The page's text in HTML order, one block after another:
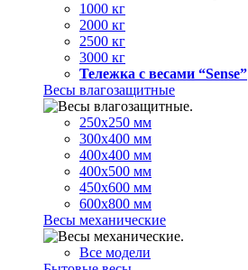
1000 кг
2000 кг
2500 кг
3000 кг
Тележка с весами “Sense”
Весы влагозащитные
250х250 мм
300х400 мм
400х400 мм
400х500 мм
450х600 мм
600х800 мм
Весы механические
Все модели